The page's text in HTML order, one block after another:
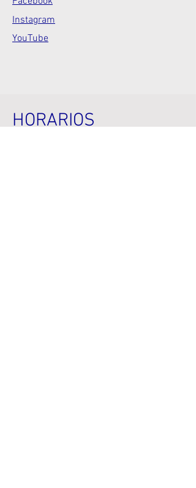
Instagram
YouTube
HORARIOS